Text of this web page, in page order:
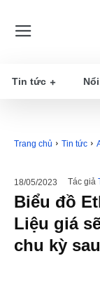
Tin tức
Trang chủ Tin tức
18/05/2023 Tác giả
Biểu đồ
Liệu giá
chu kỳ